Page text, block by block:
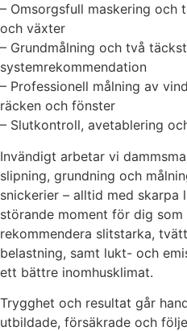
– Omsorgsfull maskering och
och växter
– Grundmålning och två
systemrekommendation
– Professionell målning av
räcken och fönster
– Slutkontroll, avetablering
Invändigt arbetar vi
slipning, grundning och
snickerier – alltid med skarpa
störande moment för dig
rekommendera slitstarka,
belastning, samt lukt- och
ett bättre inomhusklimat.
Trygghet och resultat går
utbildade, försäkrade och